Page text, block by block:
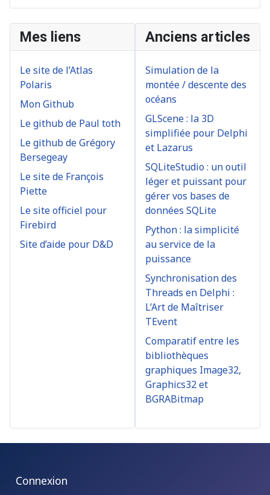
Mes liens
Le site de l’Atlas
Polaris
Mon Github
Le github de Paul toth
Le github de Grégory
Bersegeay
Le site de François
Piette
Le site officiel pour
Firebird
Site d’aide pour D&D
Anciens articles
Simulation de la
montée / descente des
océans
GLScene : la 3D
simplifiée pour Delphi
et Lazarus
SQLiteStudio : un outil
léger et puissant pour
gérer vos bases de
données SQLite
Python : la simplicité
au service de la
puissance
Synchronisation des
Threads en Delphi :
L’Art de Maîtriser
TEvent
Comparatif entre les
bibliothèques
graphiques Image32,
Graphics32 et
BGRABitmap
Connexion